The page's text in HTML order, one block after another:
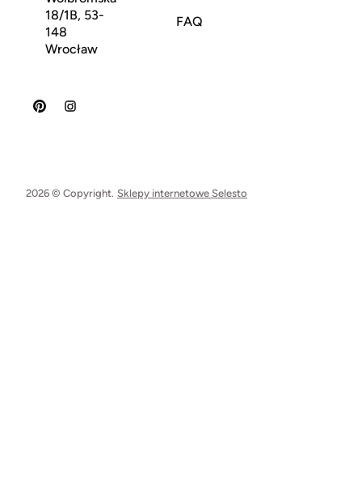
18/1B, 53-
148
Wrocław
FAQ
2026 © Copyright. Sklepy internetowe Selesto